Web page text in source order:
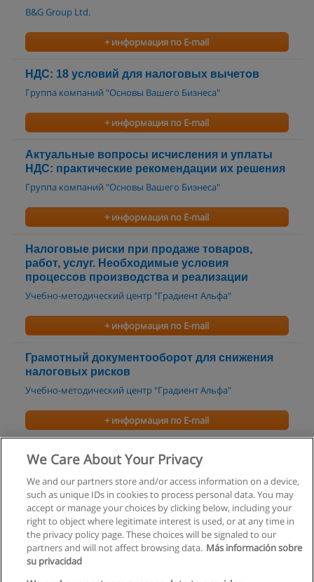
B&G Group Ltd.
+ информация по E-mail
НДС: 18 условий для налоговых вычетов
Группа компаний "Основы Вашего Бизнеса"
+ информация по E-mail
Актуальные вопросы исчисления и уплаты
НДС: практические рекомендации их решения
Группа компаний "Основы Вашего Бизнеса"
+ информация по E-mail
Налоговые риски при продаже товаров,
работ, услуг. Необходимые условия
процессов производства и реализации
Учебно-методический центр "Градиент Альфа"
+ информация по E-mail
Грамотный документооборот для снижения
налоговых рисков
Учебно-методический центр "Градиент Альфа"
+ информация по E-mail
Налоговая безопасность компаний
Учебно-методический центр "Градиент Альфа"
+ информация по E-mail
We Care About Your Privacy
We and our partners store and/or access information on a device,
such as unique IDs in cookies to process personal data. You may
accept or manage your choices by clicking below, including your
right to object where legitimate interest is used, or at any time in
the privacy policy page. These choices will be signaled to our
partners and will not affect browsing data. Más información sobre
su privacidad